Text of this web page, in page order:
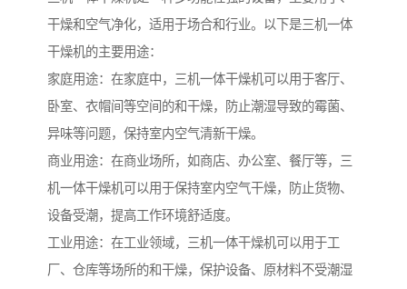
干燥和空气净化，适用于场合和行业。以下是三机一体
干燥机的主要用途：
家庭用途：在家庭中，三机一体干燥机可以用于客厅、
卧室、衣帽间等空间的和干燥，防止潮湿导致的霉菌、
异味等问题，保持室内空气清新干燥。
商业用途：在商业场所，如商店、办公室、餐厅等，三
机一体干燥机可以用于保持室内空气干燥，防止货物、
设备受潮，提高工作环境舒适度。
工业用途：在工业领域，三机一体干燥机可以用于工
厂、仓库等场所的和干燥，保护设备、原材料不受潮湿